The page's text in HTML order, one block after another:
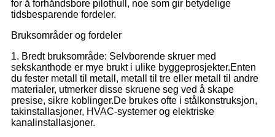
for å forhåndsbore pilothull, noe som gir betydelige
tidsbesparende fordeler.
Bruksområder og fordeler
1. Bredt bruksområde: Selvborende skruer med
sekskanthode er mye brukt i ulike byggeprosjekter.Enten
du fester metall til metall, metall til tre eller metall til andre
materialer, utmerker disse skruene seg ved å skape
presise, sikre koblinger.De brukes ofte i stålkonstruksjon,
takinstallasjoner, HVAC-systemer og elektriske
kanalinstallasjoner.